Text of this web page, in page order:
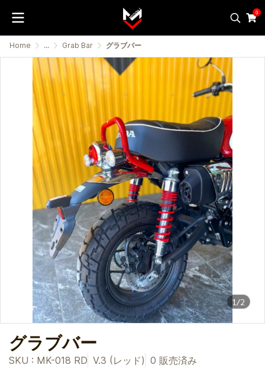
0
Home ... Grab Bar グラブバー
1/2
グラブバー
SKU : MK-018 RD V.3 (レッド) 0 販売済み